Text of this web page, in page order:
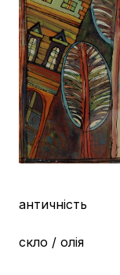
античність
скло / олія